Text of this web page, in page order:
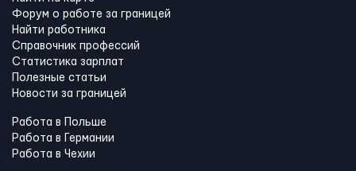
Форум о работе за границей
Найти работника
Справочник профессий
Статистика зарплат
Полезные статьи
Новости за границей
Работа в Польше
Работа в Германии
Работа в Чехии